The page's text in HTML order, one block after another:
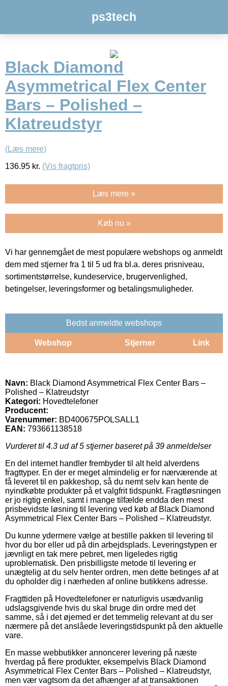
ps3tech
Black Diamond
Asymmetrical Flex Center
Bars – Polished –
Klatreudstyr
(Læs mere)
136.95 kr. (Vis fragtpris)
Læs mere »
Køb nu »
Vi har gennemgået de mest populære webshops og anmeldt
dem med stjerner fra 1 til 5 ud fra bl.a. deres prisniveau,
sortimentstørrelse, kundeservice, brugervenlighed,
betingelser, leveringsformer og betalingsmuligheder.
Bedst anmeldte webshops
Webshop Stjerner Link
Navn: Black Diamond Asymmetrical Flex Center Bars –
Polished – Klatreudstyr
Kategori: Hovedtelefoner
Producent:
Varenummer: BD400675POLSALL1
EAN: 793661138518
Vurderet til 4.3 ud af 5 stjerner baseret på 39 anmeldelser
En del internet handler frembyder til alt held alverdens
fragttyper. En der er meget almindelig er for nærværende at
få leveret til en pakkeshop, så du nemt selv kan hente de
nyindkøbte produkter på et valgfrit tidspunkt. Fragtløsningen
er jo rigtig enkel, samt i mange tilfælde endda den mest
prisbevidste løsning til levering ved køb af Black Diamond
Asymmetrical Flex Center Bars – Polished – Klatreudstyr.
Du kunne ydermere vælge at bestille pakken til levering til
hvor du bor eller ud på din arbejdsplads. Leveringstypen er
jævnligt en tak mere pebret, men ligeledes rigtig
uproblematisk. Den prisbilligste metode til levering er
unægtelig at du selv henter ordren, men dette betinges af at
du opholder dig i nærheden af online butikkens adresse.
Fragttiden på Hovedtelefoner er naturligvis usædvanlig
udslagsgivende hvis du skal bruge din ordre med det
samme, så i det øjemed er det temmelig relevant at du ser
nærmere på det anslåede leveringstidspunkt på den aktuelle
vare.
En masse webbutikker annoncerer levering på næste
hverdag på flere produkter, eksempelvis Black Diamond
Asymmetrical Flex Center Bars – Polished – Klatreudstyr,
men vær vagtsom da det afhænger af at transaktionen